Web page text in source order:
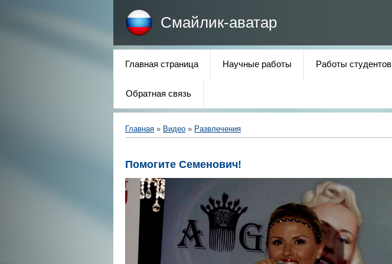
Смайлик-аватар
Главная страница Научные работы Работы студентов
Обратная связь
Главная » Видео » Развлечения
Помогите Семенович!